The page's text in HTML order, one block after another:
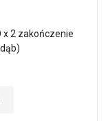
x 2 zakończenie